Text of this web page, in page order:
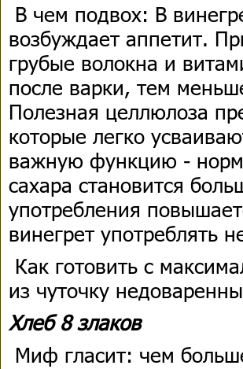
В чем подвох: В
возбуждает аппетит.
грубые волокна и
после варки, тем
Полезная целлюлоза
которые легко
важную функцию -
сахара становится
употребления
винегрет употреблять
Как готовить с
из чуточку
Хлеб 8 злаков
Миф гласит: чем